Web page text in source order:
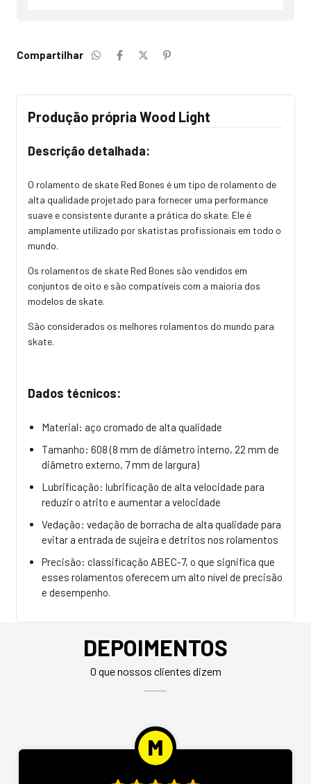
Compartilhar
Produção própria Wood Light
Descrição detalhada:
O rolamento de skate Red Bones é um tipo de rolamento de
alta qualidade projetado para fornecer uma performance
suave e consistente durante a prática do skate. Ele é
amplamente utilizado por skatistas profissionais em todo o
mundo.
Os rolamentos de skate Red Bones são vendidos em
conjuntos de oito e são compatíveis com a maioria dos
modelos de skate.
São considerados os melhores rolamentos do mundo para
skate.
Dados técnicos:
Material: aço cromado de alta qualidade
Tamanho: 608 (8 mm de diâmetro interno, 22 mm de
diâmetro externo, 7 mm de largura)
Lubrificação: lubrificação de alta velocidade para
reduzir o atrito e aumentar a velocidade
Vedação: vedação de borracha de alta qualidade para
evitar a entrada de sujeira e detritos nos rolamentos
Precisão: classificação ABEC-7, o que significa que
esses rolamentos oferecem um alto nível de precisão
e desempenho.
DEPOIMENTOS
O que nossos clientes dizem